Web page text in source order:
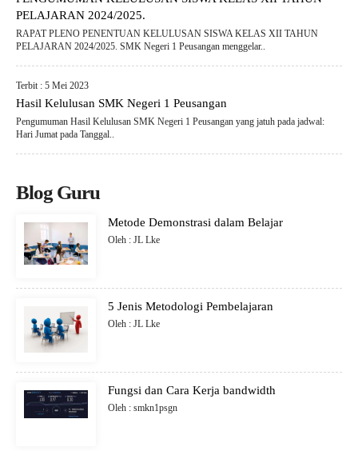
PELAJARAN 2024/2025.
RAPAT PLENO PENENTUAN KELULUSAN SISWA KELAS XII TAHUN
PELAJARAN 2024/2025. SMK Negeri 1 Peusangan menggelar..
Terbit : 5 Mei 2023
Hasil Kelulusan SMK Negeri 1 Peusangan
Pengumuman Hasil Kelulusan SMK Negeri 1 Peusangan yang jatuh pada jadwal:
Hari Jumat pada Tanggal..
Blog Guru
Metode Demonstrasi dalam Belajar
Oleh : JL Lke
5 Jenis Metodologi Pembelajaran
Oleh : JL Lke
Fungsi dan Cara Kerja bandwidth
Oleh : smkn1psgn